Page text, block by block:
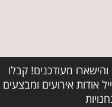
מעודכנים! קבלו
אודות אירועים ומבצעים